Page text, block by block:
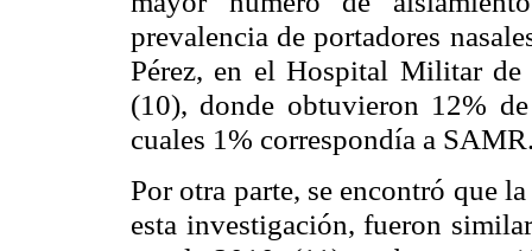
prevalencia de portadores
Pérez, en el Hospital Militar de
(10), donde obtuvieron 12%
cuales 1% correspondía a
Por otra parte, se encontró que
esta investigación, fueron